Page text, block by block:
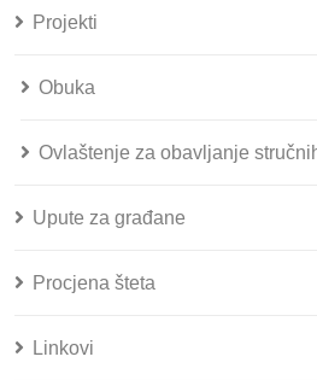
Projekti
Obuka
Ovlaštenje za obavljanje
Upute za građane
Procjena šteta
Linkovi